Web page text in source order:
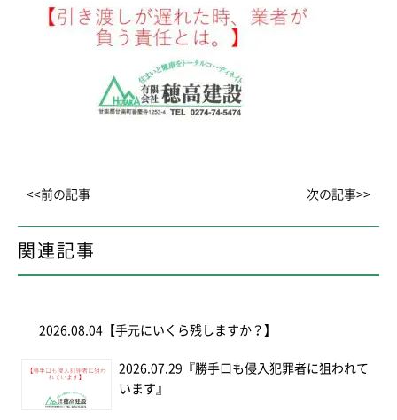
<<前の記事 次の記事>>
関連記事
2026.08.04 【手元にいくら残しますか？】
2026.07.29 『勝手口も侵入犯罪者に狙われて
います』